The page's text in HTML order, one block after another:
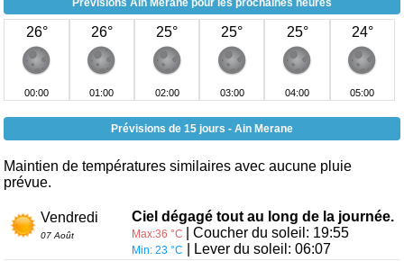
Prévisions Ain Merane pour les prochaines heures
26°
00:00
26°
01:00
25°
02:00
25°
03:00
25°
04:00
24°
05:00
Prévisions de 15 jours - Ain Merane
Maintien de températures similaires avec aucune pluie
prévue.
Vendredi
07 Août
Ciel dégagé tout au long de la journée.
Max:36 °C | Coucher du soleil: 19:55
Min: 23 °C
| Lever du soleil: 06:07